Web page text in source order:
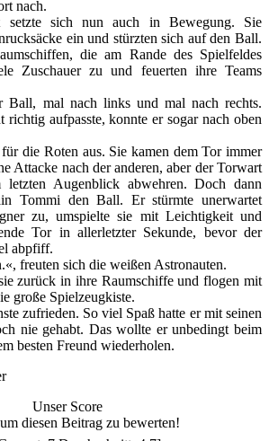
nach.
setzte sich nun auch in Bewegung. Sie
ein und stürzten sich auf den Ball.
die am Rande des Spielfeldes
Zuschauer zu und feuerten ihre Teams
mal nach links und mal nach rechts.
richtig aufpasste, konnte er sogar nach oben
für die Roten aus. Sie kamen dem Tor immer
Attacke nach der anderen, aber der Torwart
Augenblick abwehren. Doch dann
Tommi den Ball. Er stürmte unerwartet
zu, umspielte sie mit Leichtigkeit und
Tor in allerletzter Sekunde, bevor der
abpfiff.
freuten sich die weißen Astronauten.
zurück in ihre Raumschiffe und flogen mit
große Spielzeugkiste.
zufrieden. So viel Spaß hatte er mit seinen
nie gehabt. Das wollte er unbedingt beim
besten Freund wiederholen.
Unser Score
diesen Beitrag zu bewerten!